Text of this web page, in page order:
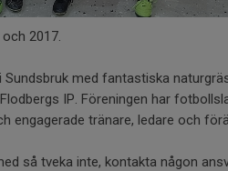
2017.
med fantastiska
IP. Föreningen har
engagerade tränare, ledare och
så tveka inte, kontakta någon